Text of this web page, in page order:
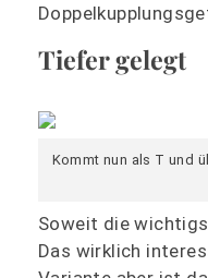
Tiefer gelegt
Kommt nun als T und
Soweit die
Das wirklich